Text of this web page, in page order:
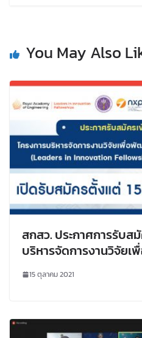
You May Also
สกสว. ประกาศการรับส
บริหารจัดการงานวิจัย
Fellowships (LIF)
15 ตุลาคม 2021